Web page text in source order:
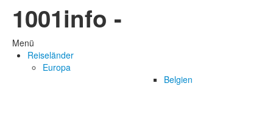
1001info -
Menü
Reiseländer
Europa
Belgien